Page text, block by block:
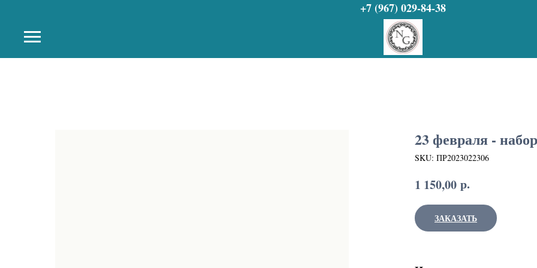
+7 (967) 029-84-38
23 февраля -
SKU: ПР2023022306
1 150,00 р.
ЗАКАЗАТЬ